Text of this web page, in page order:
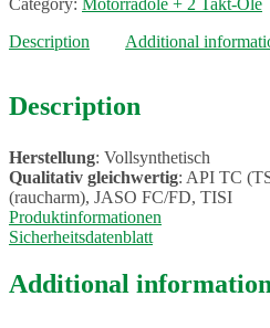
Category: Motorradöle + 2 Takt-Öle
Description
Additional
Description
Herstellung: Vollsynthetisch
Qualitativ gleichwertig: API TC
(raucharm), JASO FC/FD, TISI
Produktinformationen
Sicherheitsdatenblatt
Additional